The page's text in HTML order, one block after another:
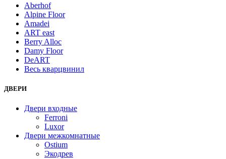
Aberhof
Alpine Floor
Amadei
ART east
Berry Alloc
Damy Floor
DeART
Весь кварцвинил
ДВЕРИ
Двери входные
Ferroni
Luxor
Двери межкомнатные
Ostium
Экодрев